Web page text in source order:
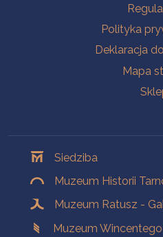
Polityka
Deklaracja
Mapa
Siedziba
Muzeum Historii
Muzeum Ratusz -
Muzeum